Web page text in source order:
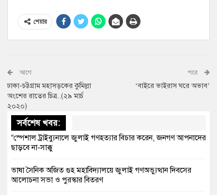
শেয়ার
আগে
ঢাকা-চট্টগ্রাম মহাসড়কের কুমিল্লা
অংশের রাতের চিত্র..(২৯ মার্চ
২০২০)
পরে
‘বাইরে ভাইরাস ঘরে অভাব’
সর্বশেষ খবর:
“স্পেশাল ট্রাইব্যুনালে জুলাই গণহত্যার বিচার করেন, জনগণ আপনাদের
ছাড়বে না-সাক্কু
ভাষা সৈনিক অজিত গুহ মহাবিদ্যালয়ে জুলাই গণঅভ্যুত্থান দিবসের
আলোচনা সভা ও পুরস্কার বিতরণ